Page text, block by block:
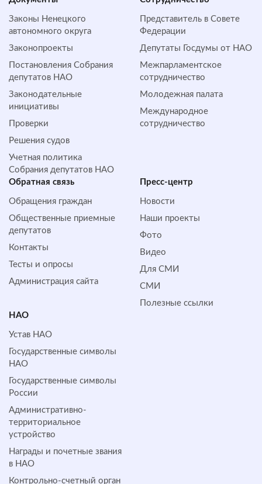
Законы Ненецкого
автономного округа
Законопроекты
Постановления Собрания
депутатов НАО
Законодательные
инициативы
Проверки
Решения судов
Учетная политика
Собрания депутатов НАО
Представитель в Совете
Федерации
Депутаты Госдумы от НАО
Межпарламентское
сотрудничество
Молодежная палата
Международное
сотрудничество
Обратная cвязь
Обращения граждан
Общественные приемные
депутатов
Контакты
Тесты и опросы
Администрация сайта
Пресс-центр
Новости
Наши проекты
Фото
Видео
Для СМИ
СМИ
Полезные ссылки
НАО
Устав НАО
Государственные символы
НАО
Государственные символы
России
Административно-
территориальное
устройство
Награды и почетные звания
в НАО
Контрольно-счетный орган